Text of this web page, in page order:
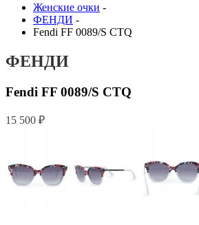
Женские очки -
ФЕНДИ -
Fendi FF 0089/S CTQ
ФЕНДИ
Fendi FF 0089/S CTQ
15 500 ₽